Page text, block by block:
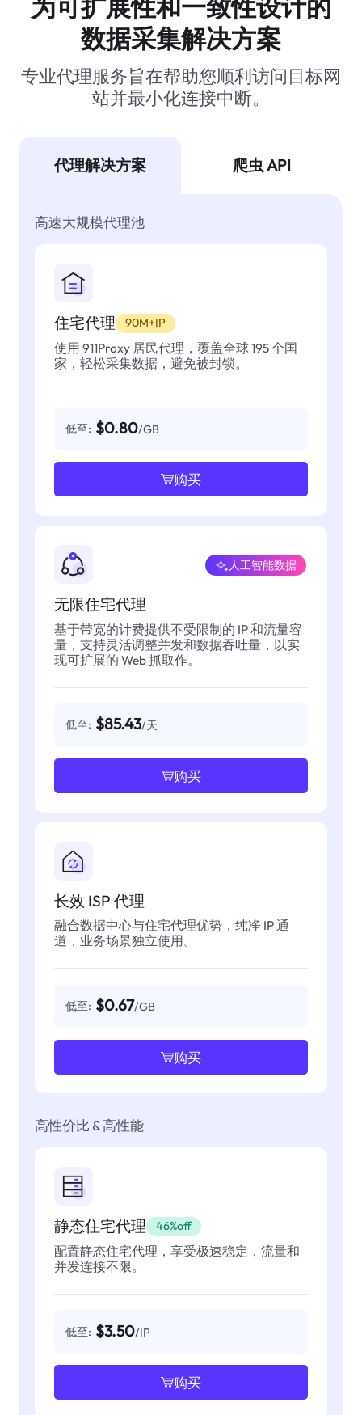
为可扩展性和一致性设计的
数据采集解决方案
专业代理服务旨在帮助您顺利访问目标网
站并最小化连接中断。
代理解决方案 爬虫 API
高速大规模代理池
住宅代理 90M+IP
使用 911Proxy 居民代理，覆盖全球 195 个国
家，轻松采集数据，避免被封锁。
低至: $0.80/GB
购买
无限住宅代理
人工智能数据
基于带宽的计费提供不受限制的 IP 和流量容
量，支持灵活调整并发和数据吞吐量，以实
现可扩展的 Web 抓取作。
低至: $85.43/天
购买
长效 ISP 代理
融合数据中心与住宅代理优势，纯净 IP 通
道，业务场景独立使用。
低至: $0.67/GB
购买
高性价比 & 高性能
静态住宅代理 46%off
配置静态住宅代理，享受极速稳定，流量和
并发连接不限。
低至: $3.50/IP
购买